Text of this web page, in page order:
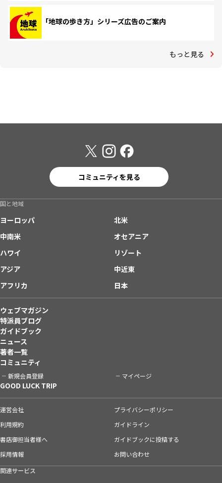
「地球の歩き方」シリーズ広告のご案内
もっと見る
コミュニティを見る
国と地域
ヨーロッパ
北米
中南米
オセアニア
ハワイ
リゾート
アジア
中近東
アフリカ
日本
ウェブマガジン
特派員ブログ
ガイドブック
ニュース
著者一覧
コミュニティ
新規会員登録 マイページ
GOOD LUCK TRIP
運営会社
プライバシーポリシー
利用規約
ガイドライン
書店御担当者様へ
ガイドブックに投稿する
採用情報
お問い合わせ
関連サービス